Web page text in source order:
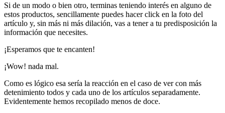
Si de un modo o bien otro, terminas teniendo interés en alguno de
estos productos, sencillamente puedes hacer click en la foto del
artículo y, sin más ni más dilación, vas a tener a tu predisposición la
información que necesites.
¡Esperamos que te encanten!
¡Wow! nada mal.
Como es lógico esa sería la reacción en el caso de ver con más
detenimiento todos y cada uno de los artículos separadamente.
Evidentemente hemos recopilado menos de doce.